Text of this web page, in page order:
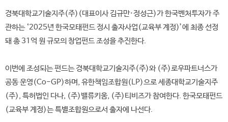
경북대학교기술지주(주)(대표이사 김규만·정성근)가 한국벤처투자가 주
관하는 ‘2025년 한국모태펀드 정시 출자사업(교육부 계정)’에 최종 선정
돼 총 31억 원 규모의 창업펀드 조성을 추진한다.
이번에 조성되는 펀드는 경북대학교기술지주(주)와 (주)로우파트너스가
공동 운영(Co-GP)하며, 유한책임조합원(LP)으로 세종대학교기술지주
(주), 특허법인 다나, (주)밸류키움, (주)티비즈가 참여한다. 한국모태펀드
(교육부 계정)는 특별조합원으로서 출자에 나선다.